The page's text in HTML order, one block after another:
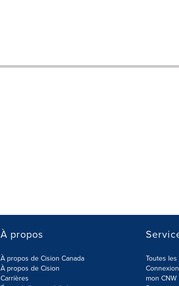
À propos
À propos de Cision Canada
À propos de Cision
Carrières
Toutes
mon CNW